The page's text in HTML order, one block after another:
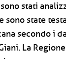
stati
state
secondo i
La